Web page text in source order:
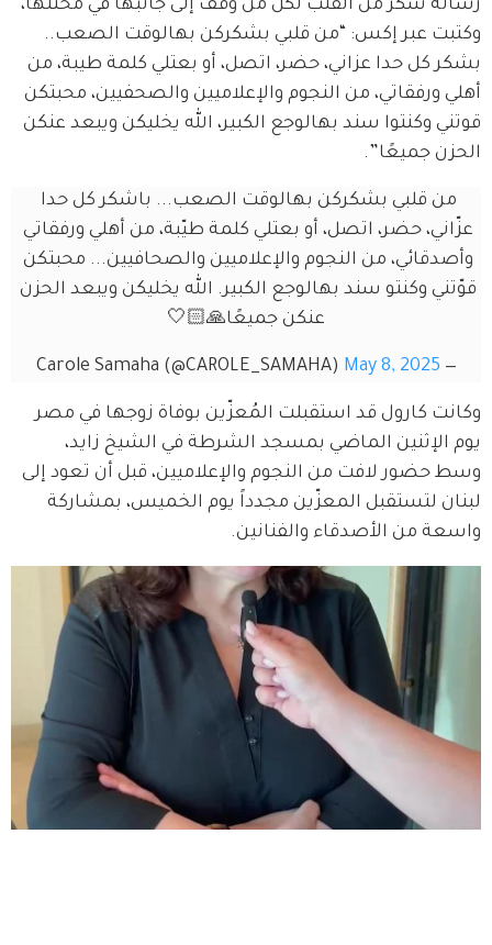
رسالة شكر من القلب لكل من وقف إلى جانبها في محنتها،
وكتبت عبر إكس: “من قلبي بشكركن بهالوقت الصعب..
بشكر كل حدا عزاني، حضر، اتصل، أو بعتلي كلمة طيبة، من
أهلي ورفقاتي، من النجوم والإعلاميين والصحفيين، محبتكن
قوتني وكنتوا سند بهالوجع الكبير، الله يخليكن ويبعد عنكن
الحزن جميعًا”.
من قلبي بشكركن بهالوقت الصعب... باشكر كل حدا
عزّاني، حضر، اتصل، أو بعتلي كلمة طيّبة، من أهلي ورفقاتي
وأصدقائي، من النجوم والإعلاميين والصحافيين... محبتكن
قوّتني وكنتو سند بهالوجع الكبير. الله يخليكن ويبعد الحزن
عنكن جميعًا🙏🏻🤍
— Carole Samaha (@CAROLE_SAMAHA)
May 8, 2025
وكانت كارول قد استقبلت المُعزّين بوفاة زوجها في مصر
يوم الإثنين الماضي بمسجد الشرطة في الشيخ زايد،
وسط حضور لافت من النجوم والإعلاميين، قبل أن تعود إلى
لبنان لتستقبل المعزّين مجدداً يوم الخميس، بمشاركة
واسعة من الأصدقاء والفنانين.